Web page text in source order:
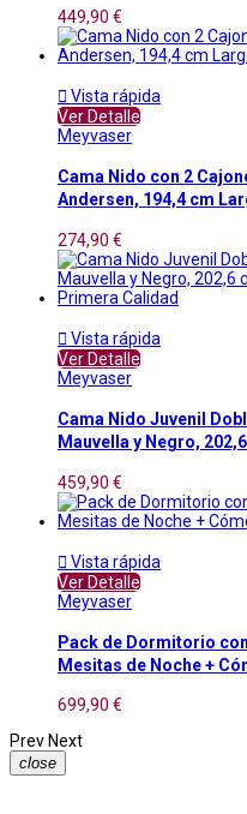
449,90 €
 Vista rápida
Ver Detalle
Meyvaser
Cama Nido con 2
Andersen, 194,4 cm
274,90 €
 Vista rápida
Ver Detalle
Meyvaser
Cama Nido Juvenil
Mauvella y Negro,
459,90 €
 Vista rápida
Ver Detalle
Meyvaser
Pack de Dormitorio
Mesitas de Noche +
699,90 €
Prev Next
close